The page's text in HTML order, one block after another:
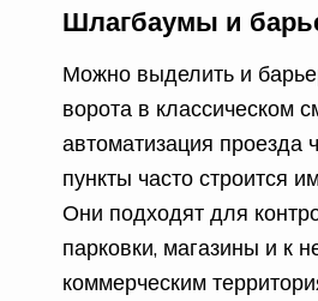
Шлагбаумы и
Можно выделить и
ворота в классическом
автоматизация проезда
пункты часто строится
Они подходят для
парковки, магазины и к
коммерческим